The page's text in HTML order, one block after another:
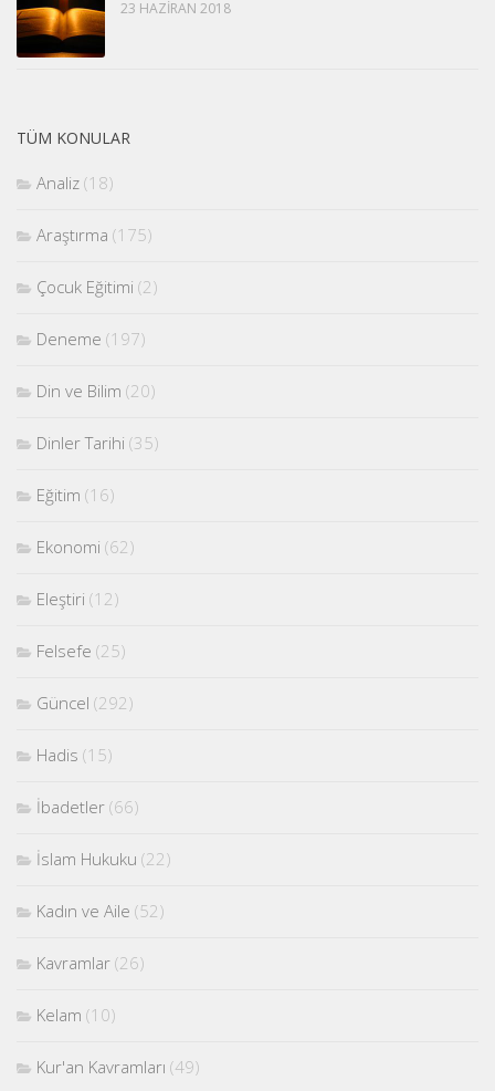
23 HAZIRAN 2018
TÜM KONULAR
Analiz (18)
Araştırma (175)
Çocuk Eğitimi (2)
Deneme (197)
Din ve Bilim (20)
Dinler Tarihi (35)
Eğitim (16)
Ekonomi (62)
Eleştiri (12)
Felsefe (25)
Güncel (292)
Hadis (15)
İbadetler (66)
İslam Hukuku (22)
Kadın ve Aile (52)
Kavramlar (26)
Kelam (10)
Kur'an Kavramları (49)